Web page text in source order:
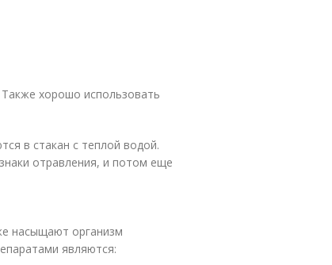
хорошо использовать
в стакан с теплой водой.
отравления, и потом еще
насыщают организм
являются: